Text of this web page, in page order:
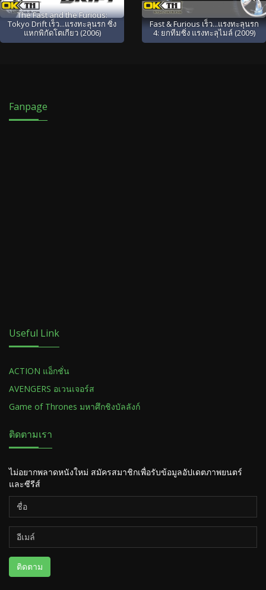
The Fast and the Furious:
Tokyo Drift เร็ว...แรงทะลุนรก ซิ่ง
แหกพิกัดโตเกียว (2006)
Fast & Furious เร็ว...แรงทะลุนรก
4: ยกทีมซิ่ง แรงทะลุไมล์ (2009)
Fanpage
Useful Link
ACTION แอ็กชั่น
AVENGERS อเวนเจอร์ส
Game of Thrones มหาศึกชิงบัลลังก์
ติดตามเรา
ไม่อยากพลาดหนังใหม่ สมัครสมาชิกเพื่อรับข้อมูลอัปเดตภาพยนตร์
และซีรีส์
ติดตาม